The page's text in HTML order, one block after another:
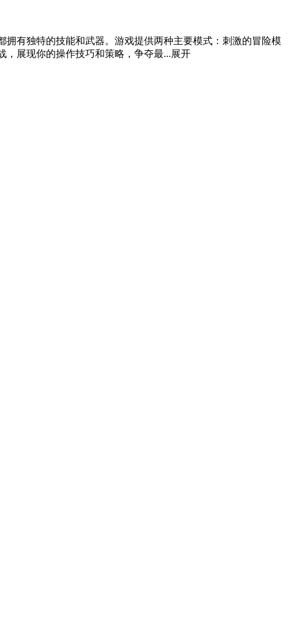
有独特的技能和武器。游戏提供两种主要模式：刺激的冒险模
，展现你的操作技巧和策略，争夺最...展开